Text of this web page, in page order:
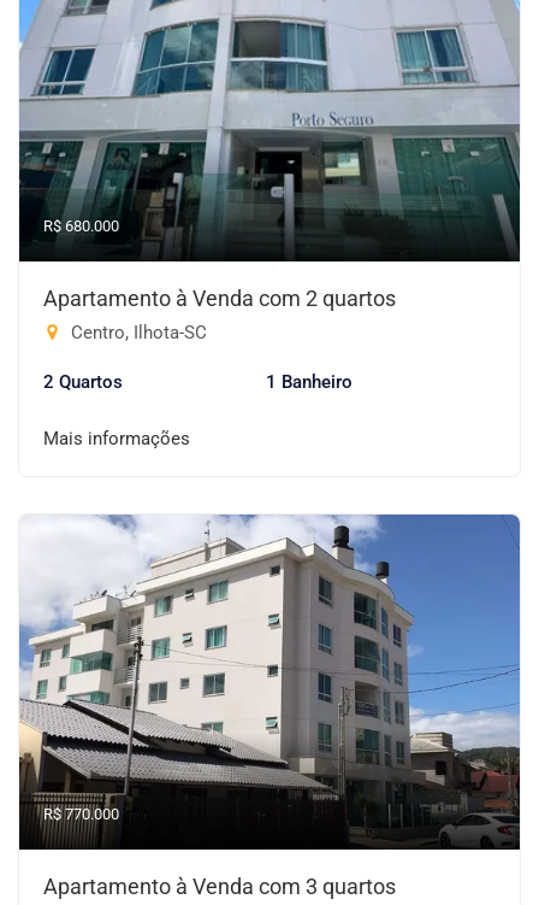
R$ 680.000
Apartamento à Venda com 2 quartos
Centro, Ilhota-SC
2 Quartos 1 Banheiro
Mais informações
R$ 770.000
Apartamento à Venda com 3 quartos